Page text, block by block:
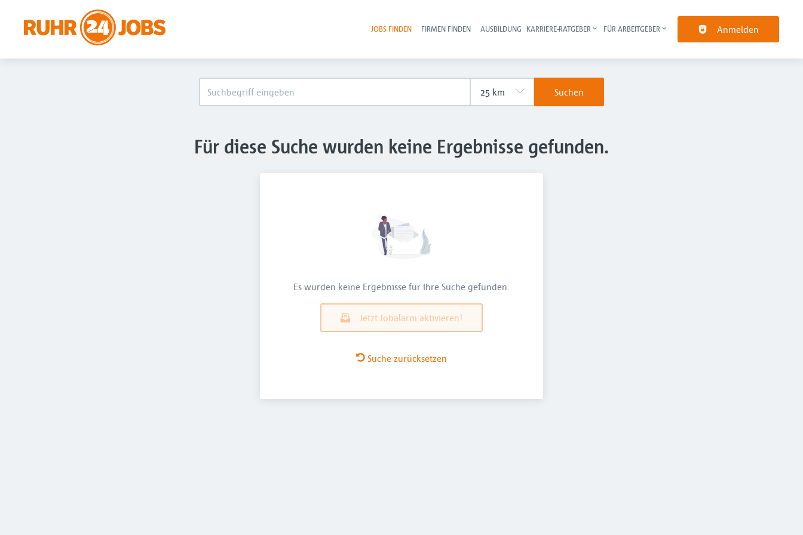
Haupt-Navigation
JOBS FINDEN FIRMEN FINDEN AUSBILDUNG KARRIERE-RATGEBER FÜR ARBEITGEBER Anmelden
Suchen
Für diese Suche wurden keine Ergebnisse gefunden.
Es wurden keine Ergebnisse für Ihre Suche gefunden.
Jetzt Jobalarm aktivieren!
Suche zurücksetzen